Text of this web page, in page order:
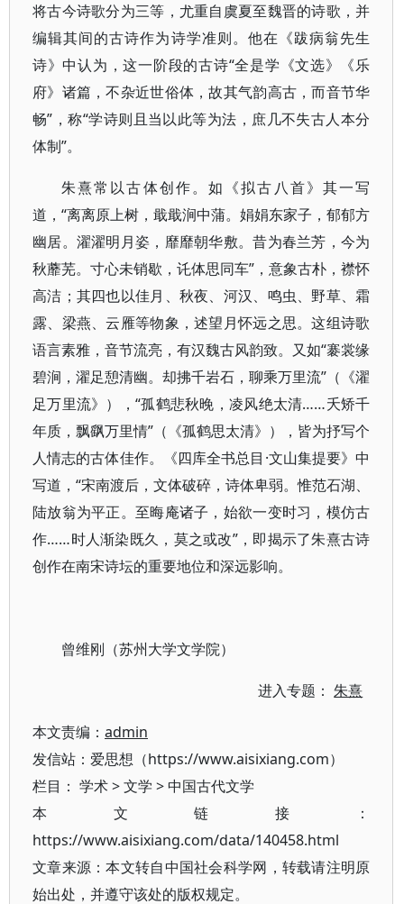
将古今诗歌分为三等，尤重自虞夏至魏晋的诗歌，并
编辑其间的古诗作为诗学准则。他在《跋病翁先生
诗》中认为，这一阶段的古诗“全是学《文选》《乐
府》诸篇，不杂近世俗体，故其气韵高古，而音节华
畅”，称“学诗则且当以此等为法，庶几不失古人本分
体制”。
朱熹常以古体创作。如《拟古八首》其一写
道，“离离原上树，戢戢涧中蒲。娟娟东家子，郁郁方
幽居。濯濯明月姿，靡靡朝华敷。昔为春兰芳，今为
秋蘼芜。寸心未销歇，讬体思同车”，意象古朴，襟怀
高洁；其四也以佳月、秋夜、河汉、鸣虫、野草、霜
露、梁燕、云雁等物象，述望月怀远之思。这组诗歌
语言素雅，音节流亮，有汉魏古风韵致。又如“褰裳缘
碧涧，濯足憩清幽。却拂千岩石，聊乘万里流”（《濯
足万里流》），“孤鹤悲秋晚，凌风绝太清……夭矫千
年质，飘飖万里情”（《孤鹤思太清》），皆为抒写个
人情志的古体佳作。《四库全书总目·文山集提要》中
写道，“宋南渡后，文体破碎，诗体卑弱。惟范石湖、
陆放翁为平正。至晦庵诸子，始欲一变时习，模仿古
作……时人渐染既久，莫之或改”，即揭示了朱熹古诗
创作在南宋诗坛的重要地位和深远影响。
曾维刚（苏州大学文学院）
进入专题：朱熹
本文责编： admin
发信站：爱思想（https://www.aisixiang.com）
栏目： 学术>文学 >中国古代文学
本文链接：
https://www.aisixiang.com/data/140458.html
文章来源：本文转自中国社会科学网，转载请注明原
始出处，并遵守该处的版权规定。